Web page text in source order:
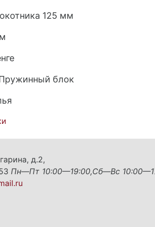
125 мм
блок
д.2,
Пн—Пт 10:00—19:00,Сб—Вс